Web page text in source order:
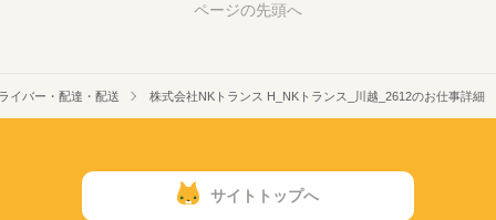
ページの先頭へ
イバー・配達・配送 株式会社NKトランス H_NKトランス_川越_2612のお仕事詳細
サイトトップへ